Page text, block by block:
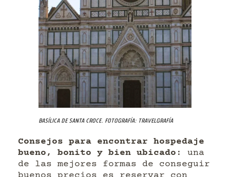
Basílica de Santa Croce. Fotografía: Travelgrafía
Consejos para encontrar hospedaje
bueno, bonito y bien ubicado : una
de las mejores formas de conseguir